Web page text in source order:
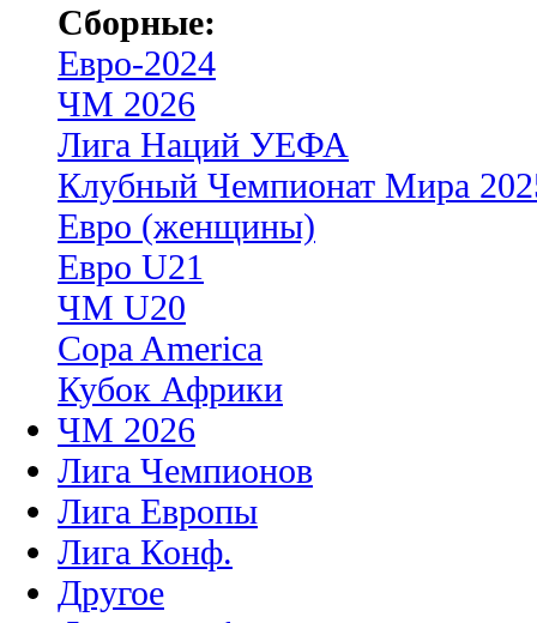
Сборные:
Евро-2024
ЧМ 2026
Лига Наций УЕФА
Клубный Чемпионат Мира
Евро (женщины)
Евро U21
ЧМ U20
Copa America
Кубок Африки
ЧМ 2026
Лига Чемпионов
Лига Европы
Лига Конф.
Другое